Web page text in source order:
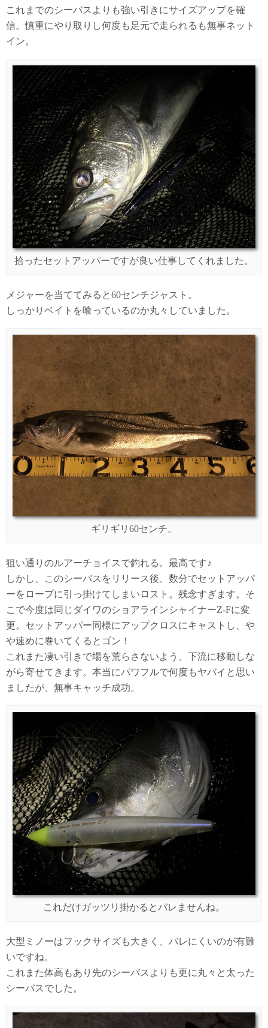
これまでのシーバスよりも強い引きにサイズアップを確
信。慎重にやり取りし何度も足元で走られるも無事ネット
イン。
拾ったセットアッパーですが良い仕事してくれました。
メジャーを当ててみると60センチジャスト。
しっかりベイトを喰っているのか丸々していました。
ギリギリ60センチ。
狙い通りのルアーチョイスで釣れる。最高です♪
しかし、このシーバスをリリース後、数分でセットアッパ
ーをロープに引っ掛けてしまいロスト。残念すぎます。そ
こで今度は同じダイワのショアラインシャイナーZ-Fに変
更。セットアッパー同様にアップクロスにキャストし、や
や速めに巻いてくるとゴン！
これまた凄い引きで場を荒らさないよう、下流に移動しな
がら寄せてきます。本当にパワフルで何度もヤバイと思い
ましたが、無事キャッチ成功。
これだけガッツリ掛かるとバレませんね。
大型ミノーはフックサイズも大きく、バレにくいのが有難
いですね。
これまた体高もあり先のシーバスよりも更に丸々と太った
シーバスでした。